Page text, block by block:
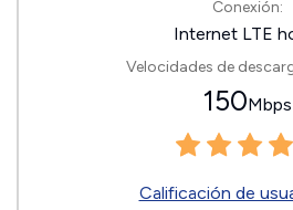
Conexión:
Internet LTE
Velocidades de
150Mbps
Calificación de